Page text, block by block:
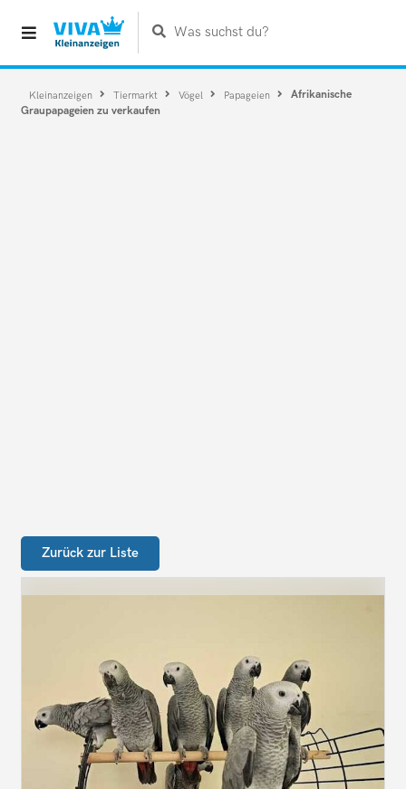
Was suchst du?
Kleinanzeigen Tiermarkt Vögel Papageien
Afrikanische
Graupapageien zu verkaufen
Zurück zur Liste